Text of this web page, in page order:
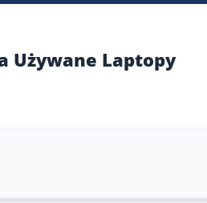
Używane Laptopy